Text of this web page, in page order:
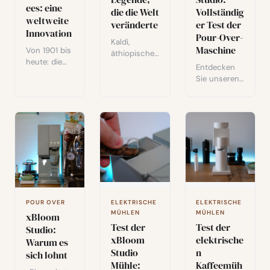
erhalten.
ees: eine
weltweite
Innovation
Von 1901 bis
heute: die
industrielle
Innovation,
Freeze-
Drying und
handwerklic
he
Renaissance.
Eine
Revolution.
die die Welt
veränderte
Kaldi,
äthiopischer
Ein Blick auf
den
Gründungs
mythos
eines
Getränks,
das die
der
Menschheit
verändert
hat.
Vollständig
er Test der
Pour-Over-
Maschine
Entdecken
Sie unseren
xBloom
Studio, einer
automatisch
en All-in-
One-
Kaffeemasc
hine, die
Waage und
Brüher
kombiniert.
Mit ihren 80
Mahlgradein
stellungen
POUR OVER
xBloom
Studio:
Warum es
sich lohnt
ELEKTRISCHE
MÜHLEN
Test der
xBloom
Studio
Mühle:
ELEKTRISCHE
MÜHLEN
Test der
elektrische
n
Kaffeemüh